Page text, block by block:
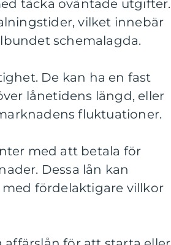
täcka oväntade utgifter.
vilket innebär
schemalagda.
De kan ha en fast
lånetidens längd, eller
fluktuationer.
med att betala för
Dessa lån kan
fördelaktigare villkor